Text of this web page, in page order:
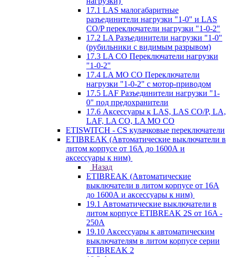
17.1 LAS малогабаритные
разъединители нагрузки "1-0" и LAS
CO/P переключатели нагрузки "1-0-2"
17.2 LA Разъединители нагрузки "1-0"
(рубильники с видимым разрывом)
17.3 LA CO Переключатели нагрузки
"1-0-2"
17.4 LA MO CO Переключатели
нагрузки "1-0-2" с мотор-приводом
17.5 LAF Разъединители нагрузки "1-
0" под предохранители
17.6 Аксессуары к LAS, LAS CO/P, LA,
LAF, LA CO, LA MO CO
ETISWITCH - CS кулачковые переключатели
ETIBREAK (Автоматические выключатели в
литом корпусе от 16А до 1600А и
аксессуары к ним)
Назад
ETIBREAK (Автоматические
выключатели в литом корпусе от 16А
до 1600А и аксессуары к ним)
19.1 Автоматические выключатели в
литом корпусе ETIBREAK 2S от 16A -
250A
19.10 Аксессуары к автоматическим
выключателям в литом корпусе серии
ETIBREAK 2